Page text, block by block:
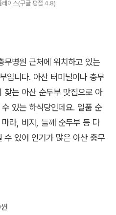
레이스(구글 평점 4.8)
무병원 근처에 위치하고 있는
입니다. 아산 터미널이나 충무
찾는 아산 순두부 맛집으로 아
있는 하식당인데요. 일품 순
라, 비지, 들깨 순두부 등 다
수 있어 인기가 많은 아산 충무